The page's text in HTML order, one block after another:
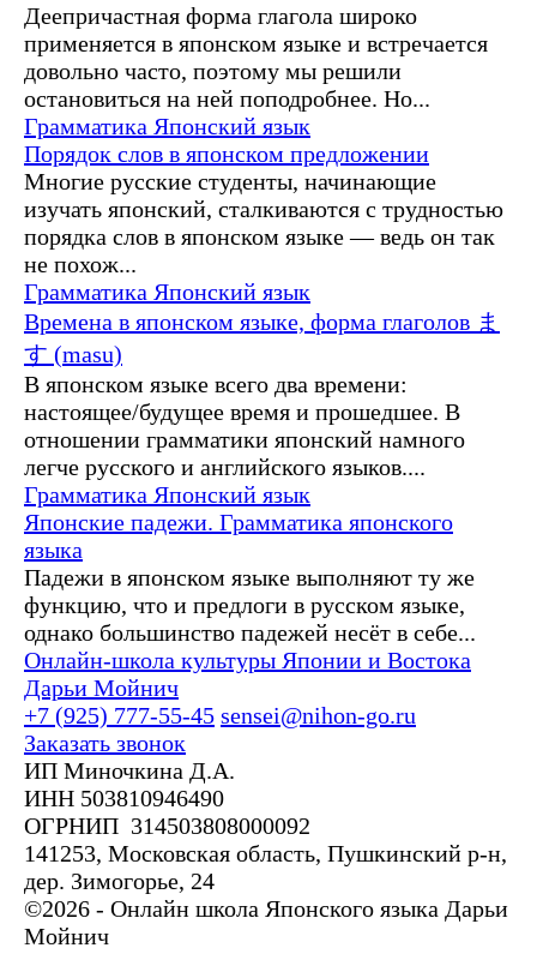
Деепричастная форма глагола широко
применяется в японском языке и встречается
довольно часто, поэтому мы решили
остановиться на ней поподробнее. Но...
Грамматика Японский язык
Порядок слов в японском предложении
Многие русские студенты, начинающие
изучать японский, сталкиваются с трудностью
порядка слов в японском языке — ведь он так
не похож...
Грамматика Японский язык
Времена в японском языке, форма глаголов ま
す (masu)
В японском языке всего два времени:
настоящее/будущее время и прошедшее. В
отношении грамматики японский намного
легче русского и английского языков....
Грамматика Японский язык
Японские падежи. Грамматика японского
языка
Падежи в японском языке выполняют ту же
функцию, что и предлоги в русском языке,
однако большинство падежей несёт в себе...
Онлайн-школа культуры Японии и Востока
Дарьи Мойнич
+7 (925) 777-55-45 sensei@nihon-go.ru
Заказать звонок
ИП Миночкина Д.А.
ИНН 503810946490
ОГРНИП 314503808000092
141253, Московская область, Пушкинский р-н,
дер. Зимогорье, 24
©2026 - Онлайн школа Японского языка Дарьи
Мойнич